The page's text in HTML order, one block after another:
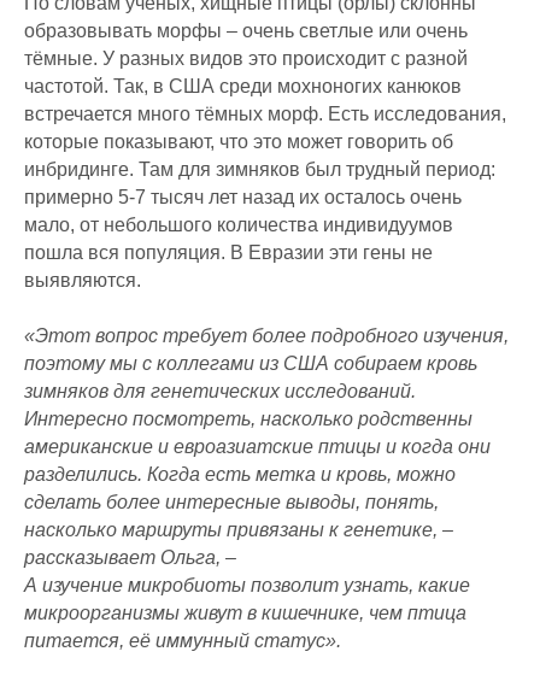
образовывать морфы – очень светлые или очень
тёмные. У разных видов это происходит с разной
частотой. Так, в США среди мохноногих канюков
встречается много тёмных морф. Есть исследования,
которые показывают, что это может говорить об
инбридинге. Там для зимняков был трудный период:
примерно 5-7 тысяч лет назад их осталось очень
мало, от небольшого количества индивидуумов
пошла вся популяция. В Евразии эти гены не
выявляются.
«Этот вопрос требует более подробного изучения,
поэтому мы с коллегами из США собираем кровь
зимняков для генетических исследований.
Интересно посмотреть, насколько родственны
американские и евроазиатские птицы и когда они
разделились. Когда есть метка и кровь, можно
сделать более интересные выводы, понять,
насколько маршруты привязаны к генетике, –
рассказывает Ольга, –
А изучение микробиоты позволит узнать, какие
микроорганизмы живут в кишечнике, чем птица
питается, её иммунный статус».